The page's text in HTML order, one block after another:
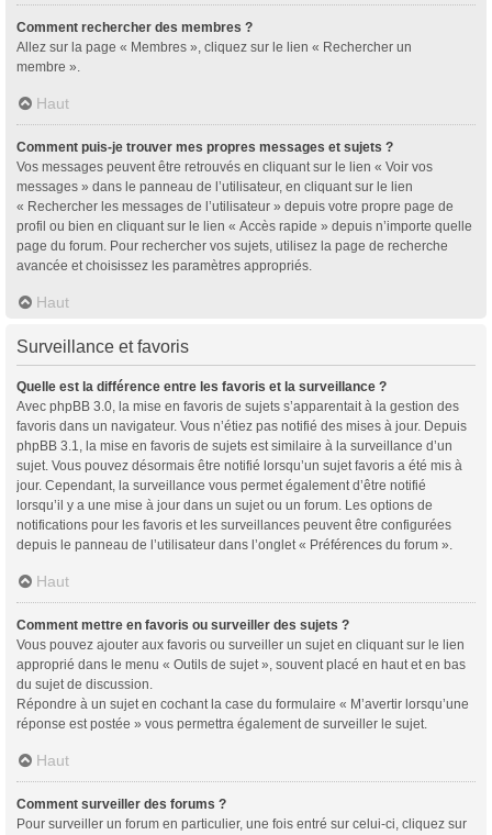
Comment rechercher des membres ?
Allez sur la page « Membres », cliquez sur le lien « Rechercher un
membre ».
Haut
Comment puis-je trouver mes propres messages et sujets ?
Vos messages peuvent être retrouvés en cliquant sur le lien « Voir vos
messages » dans le panneau de l’utilisateur, en cliquant sur le lien
« Rechercher les messages de l’utilisateur » depuis votre propre page de
profil ou bien en cliquant sur le lien « Accès rapide » depuis n’importe quelle
page du forum. Pour rechercher vos sujets, utilisez la page de recherche
avancée et choisissez les paramètres appropriés.
Haut
Surveillance et favoris
Quelle est la différence entre les favoris et la surveillance ?
Avec phpBB 3.0, la mise en favoris de sujets s’apparentait à la gestion des
favoris dans un navigateur. Vous n’étiez pas notifié des mises à jour. Depuis
phpBB 3.1, la mise en favoris de sujets est similaire à la surveillance d’un
sujet. Vous pouvez désormais être notifié lorsqu’un sujet favoris a été mis à
jour. Cependant, la surveillance vous permet également d’être notifié
lorsqu’il y a une mise à jour dans un sujet ou un forum. Les options de
notifications pour les favoris et les surveillances peuvent être configurées
depuis le panneau de l’utilisateur dans l’onglet « Préférences du forum ».
Haut
Comment mettre en favoris ou surveiller des sujets ?
Vous pouvez ajouter aux favoris ou surveiller un sujet en cliquant sur le lien
approprié dans le menu « Outils de sujet », souvent placé en haut et en bas
du sujet de discussion.
Répondre à un sujet en cochant la case du formulaire « M’avertir lorsqu’une
réponse est postée » vous permettra également de surveiller le sujet.
Haut
Comment surveiller des forums ?
Pour surveiller un forum en particulier, une fois entré sur celui-ci, cliquez sur